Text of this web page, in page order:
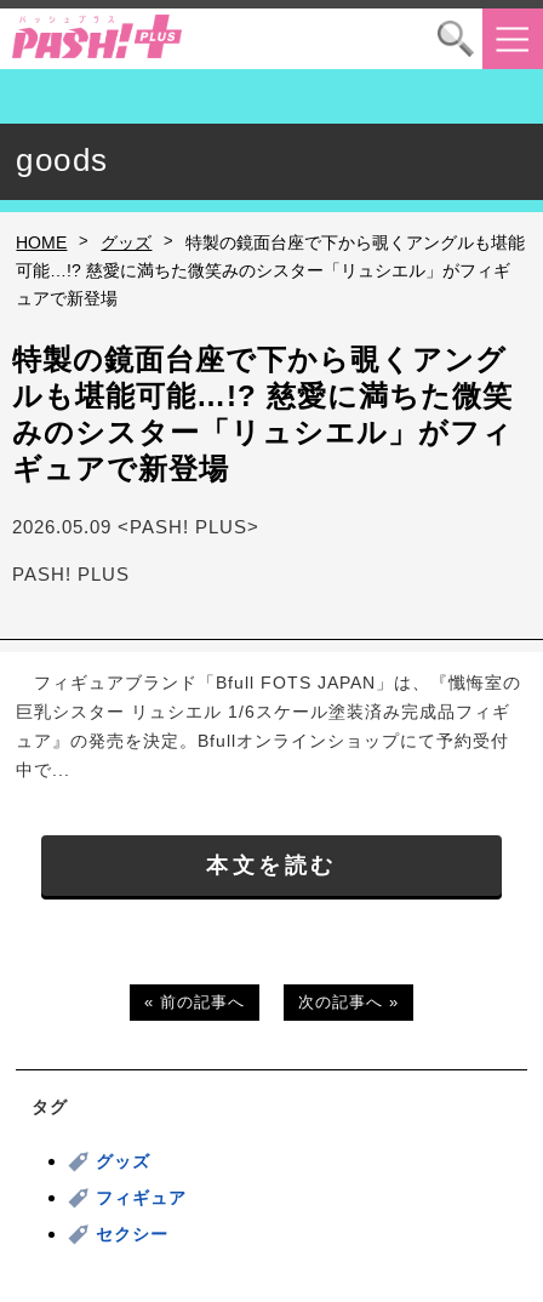
goods
HOME > グッズ >
特製の鏡面台座で下から覗くアングルも堪能
可能…!? 慈愛に満ちた微笑みのシスター「リュシエル」がフィギ
ュアで新登場
特製の鏡面台座で下から覗くアング
ルも堪能可能…!? 慈愛に満ちた微笑
みのシスター「リュシエル」がフィ
ギュアで新登場
2026.05.09 <PASH! PLUS>
PASH! PLUS
フィギュアブランド「Bfull FOTS JAPAN」は、『懺悔室の
巨乳シスター リュシエル 1/6スケール塗装済み完成品フィギ
ュア』の発売を決定。Bfullオンラインショップにて予約受付
中で...
本文を読む
« 前の記事へ 次の記事へ »
タグ
グッズ
フィギュア
セクシー